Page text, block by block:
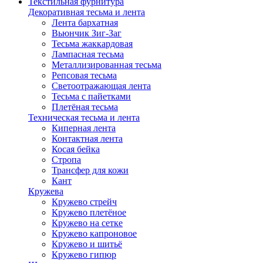
Декоративная тесьма и лента
Лента бархатная
Вьюнчик Зиг-Заг
Тесьма жаккардовая
Лампасная тесьма
Металлизированная тесьма
Репсовая тесьма
Светоотражающая лента
Тесьма с пайетками
Плетёная тесьма
Техническая тесьма и лента
Киперная лента
Контактная лента
Косая бейка
Стропа
Трансфер для кожи
Кант
Кружева
Кружево стрейч
Кружево плетёное
Кружево на сетке
Кружево капроновое
Кружево и шитьё
Кружево гипюр